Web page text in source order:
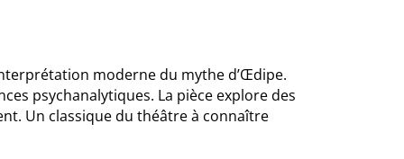
moderne du mythe d’Œdipe.
psychanalytiques. La pièce explore des
Un classique du théâtre à connaître